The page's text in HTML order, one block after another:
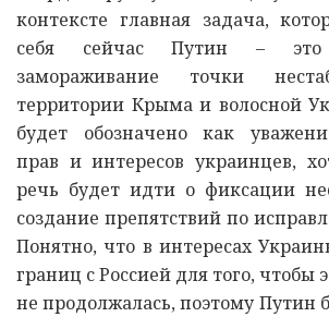
контексте главная задача,
себя сейчас Путин –
замораживание точки
территории Крыма и волосной
будет обозначено как
прав и интересов украинцев,
речь будет идти о фиксации
создание препятствий по
Понятно, что в интересах
границ с Россией для того, чтобы
не продолжалась, поэтому Путин